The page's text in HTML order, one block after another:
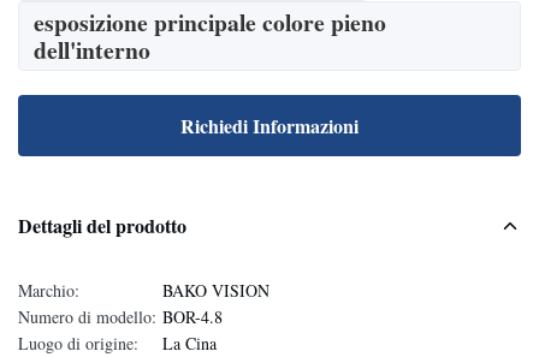
esposizione principale colore pieno
dell'interno
Richiedi Informazioni
Dettagli del prodotto
Marchio:
BAKO VISION
Numero di modello: BOR-4.8
Luogo di origine:
La Cina